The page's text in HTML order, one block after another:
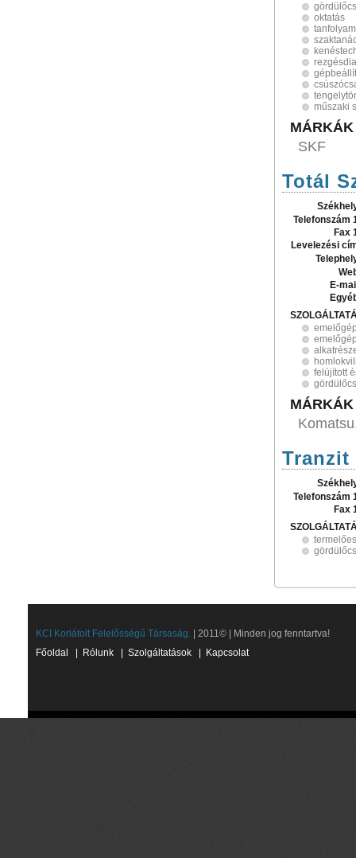
oktatás
műszaki
MÁRKÁK
SKF
Totál
Telefonszám
Fax
Levelezési
E-
felújított
MÁRKÁK
Tranzit
Telefonszám
Fax
KCI Korlátolt Felelősségű Társaság. | 2011© | Minden jog fenntartva!
Főoldal
Rólunk Szolgáltatások Kapcsolat